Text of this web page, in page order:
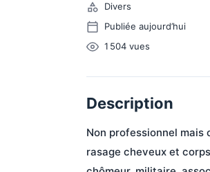
Divers
Publiée aujourd’hui
1 504vues
Description
Non professionnel
rasage cheveux et